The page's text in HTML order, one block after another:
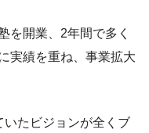
を開業、2年間で多く
実績を重ね、事業拡大
たビジョンが全くブ